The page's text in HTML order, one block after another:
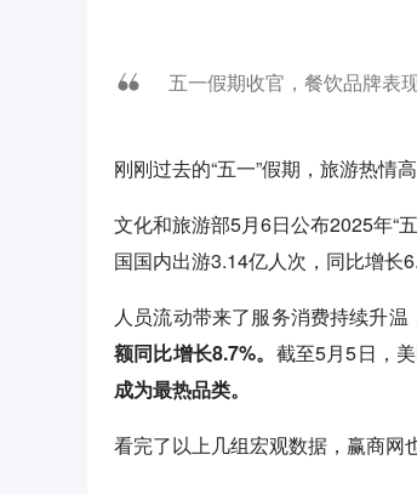
五一假期收官，餐饮品牌表
刚刚过去的“五一”假期，旅游热情
文化和旅游部5月6日公布2025年“
国国内出游3.14亿人次，同比增长
人员流动带来了服务消费持续升温
额同比增长8.7%。 截至5月5日，
成为最热品类。
看完了以上几组宏观数据，赢商网